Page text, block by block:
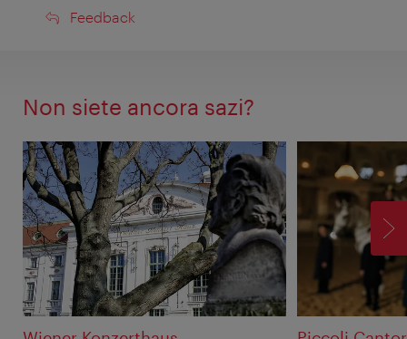
Feedback
Feedback
Non siete ancora sazi?